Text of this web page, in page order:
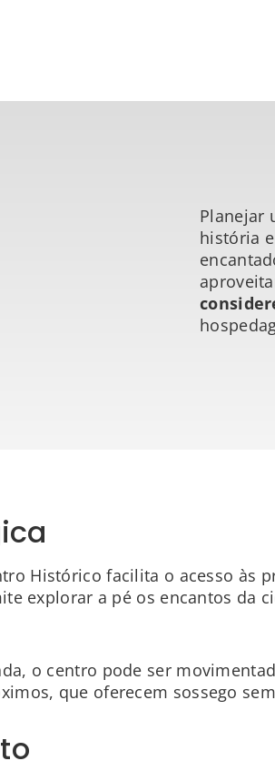
Planejar
história
Histórico facilita o acesso às
explorar a pé os encantos da
o centro pode ser
que oferecem sossego